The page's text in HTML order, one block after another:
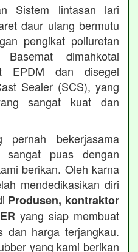
Sistem lintasan lari
daur ulang bermutu
pengikat poliuretan
dimahkotai
EPDM dan disegel
Sealer (SCS), yang
sangat kuat dan
pernah bekerjasama
puas dengan
berikan. Oleh karna
mendedikasikan diri
Produsen, kontraktor
yang siap membuat
dan harga terjangkau.
yang kami berikan